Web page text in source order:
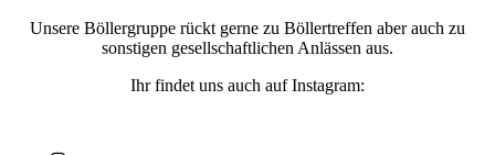
Unsere Böllergruppe rückt gerne zu Böllertreffen aber auch zu
sonstigen gesellschaftlichen Anlässen aus.
Ihr findet uns auch auf Instagram: